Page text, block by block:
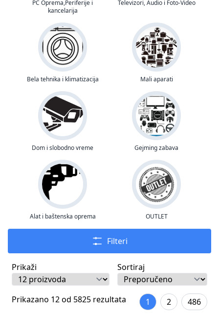
PC Oprema,Periferije i
kancelarija
Televizori, Audio i Foto-Video
Bela tehnika i klimatizacija Mali aparati
Dom i slobodno vreme Gejming zabava
Alat i baštenska oprema OUTLET
Filteri
Prikaži Sortiraj
Prikazano 12 od 5825 rezultata 1 2 486